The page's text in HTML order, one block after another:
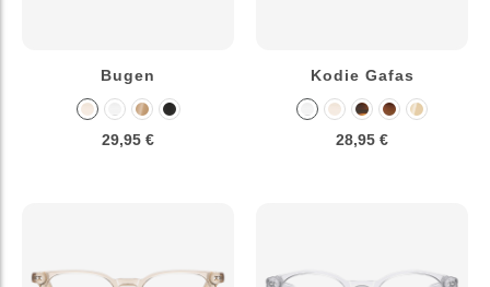
Bugen
29,95 €
Kodie Gafas
28,95 €